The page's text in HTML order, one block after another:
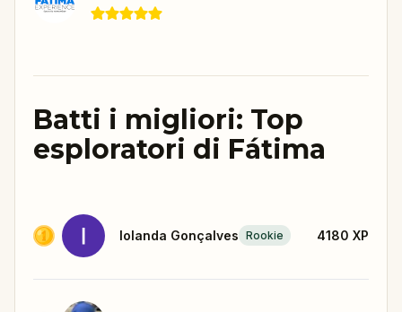
Batti i migliori: Top
esploratori di Fátima
Iolanda Gonçalves Rookie 4180 XP